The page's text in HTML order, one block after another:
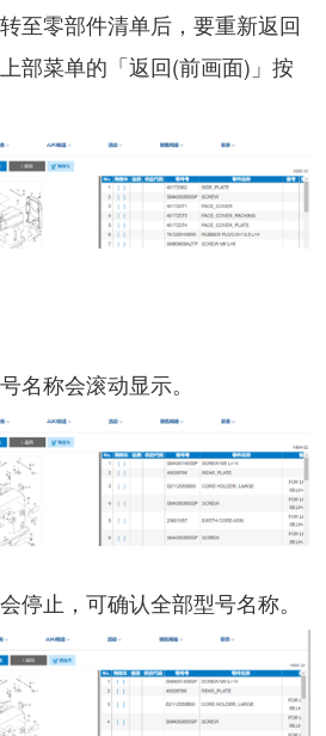
至零部件清单后，要重新返回
部菜单的「返回(前画面)」按
名称会滚动显示。
停止，可确认全部型号名称。